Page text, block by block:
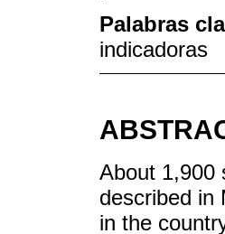
Palabras
indicadoras
About 1,900
described in
in the